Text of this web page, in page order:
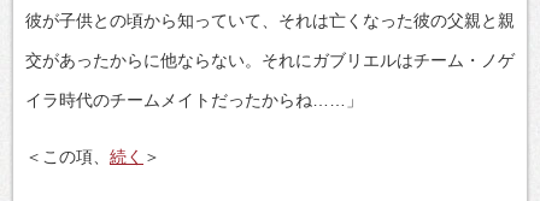
彼が子供との頃から知っていて、それは亡くなった彼の父親と親
交があったからに他ならない。それにガブリエルはチーム・ノゲ
イラ時代のチームメイトだったからね……」
＜この項、 続く ＞